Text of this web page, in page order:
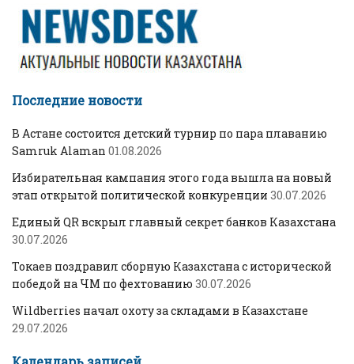
Последние новости
В Астане состоится детский турнир по пара плаванию
Samruk Alaman 01.08.2026
Избирательная кампания этого года вышла на новый
этап открытой политической конкуренции 30.07.2026
Единый QR вскрыл главный секрет банков Казахстана
30.07.2026
Токаев поздравил сборную Казахстана с исторической
победой на ЧМ по фехтованию 30.07.2026
Wildberries начал охоту за складами в Казахстане
29.07.2026